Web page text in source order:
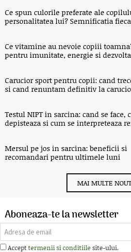
Ce spun culorile preferate ale
personalitatea lui? Semnificatia
Ce vitamine au nevoie copiii
pentru imunitate, energie si
Carucior sport pentru copii: cand
si cand renuntam definitiv la
Testul NIPT in sarcina: cand se face,
depisteaza si cum se interpreteaza
Mersul pe jos in sarcina: beneficii si
recomandari pentru ultimele luni
MAI MULTE
Aboneaza-te la newsletter
Accepttermenii si conditiile site-ului.